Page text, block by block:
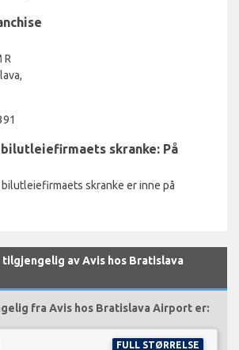
R
skranke: På
skranke er inne på
av Avis hos Bratislava
fra Avis hos Bratislava Airport er:
FULL STØRRELSE